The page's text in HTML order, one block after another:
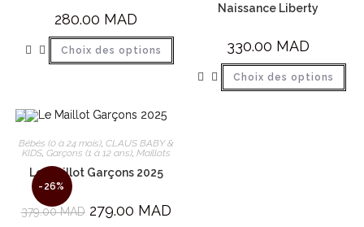
280.00 MAD
Choix des options
Naissance Liberty
330.00 MAD
Choix des options
-26%
Bébés (0 à 24 mois), CLAUS BABY &
KIDS, Garçons (1 à 12 ans), Maillots
Le Maillot Garçons 2025
379.00MAD 279.00 MAD